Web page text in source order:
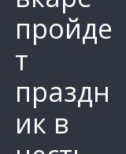
пройде
т
праздн
ик в